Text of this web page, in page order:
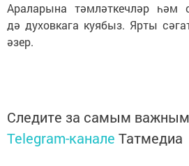
Араларына тәмләткечләр һәм
дә духовкага куябыз. Ярты
әзер.
Следите за самым
Telegram-канале Татмедиа